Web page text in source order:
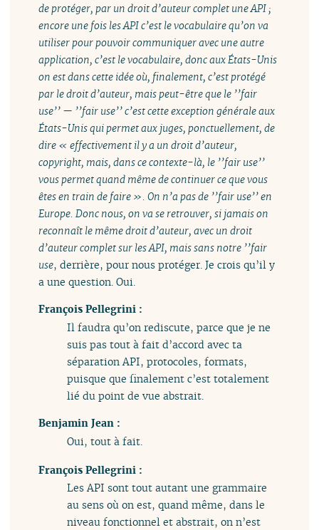
de protéger, par un droit d’auteur complet une API ;
encore une fois les API c’est le vocabulaire qu’on va
utiliser pour pouvoir communiquer avec une autre
application, c’est le vocabulaire, donc aux États-Unis
on est dans cette idée où, finalement, c’est protégé
par le droit d’auteur, mais peut-être que le ’’fair
use’’ — ’’fair use’’ c’est cette exception générale aux
États-Unis qui permet aux juges, ponctuellement, de
dire « effectivement il y a un droit d’auteur,
copyright, mais, dans ce contexte-là, le ’’fair use’’
vous permet quand même de continuer ce que vous
êtes en train de faire ». On n’a pas de ’’fair use’’ en
Europe. Donc nous, on va se retrouver, si jamais on
reconnaît le même droit d’auteur, avec un droit
d’auteur complet sur les API, mais sans notre ’’fair
use, derrière, pour nous protéger. Je crois qu’il y
a une question. Oui.
François Pellegrini :
Il faudra qu’on rediscute, parce que je ne
suis pas tout à fait d’accord avec ta
séparation API, protocoles, formats,
puisque que finalement c’est totalement
lié du point de vue abstrait.
Benjamin Jean :
Oui, tout à fait.
François Pellegrini :
Les API sont tout autant une grammaire
au sens où on est, quand même, dans le
niveau fonctionnel et abstrait, on n’est